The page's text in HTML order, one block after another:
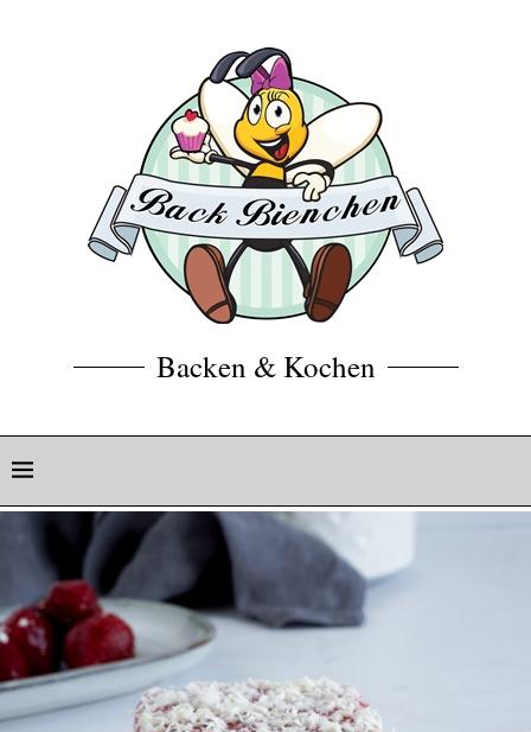
Backen & Kochen